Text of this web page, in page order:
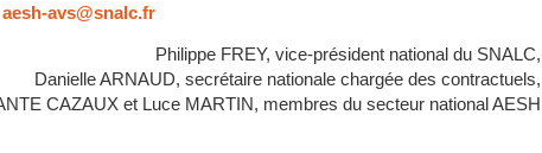
aesh-avs@snalc.fr
Philippe FREY, vice-président national du SNALC,
Danielle ARNAUD, secrétaire nationale chargée des contractuels,
CAZAUX et Luce MARTIN, membres du secteur national AESH